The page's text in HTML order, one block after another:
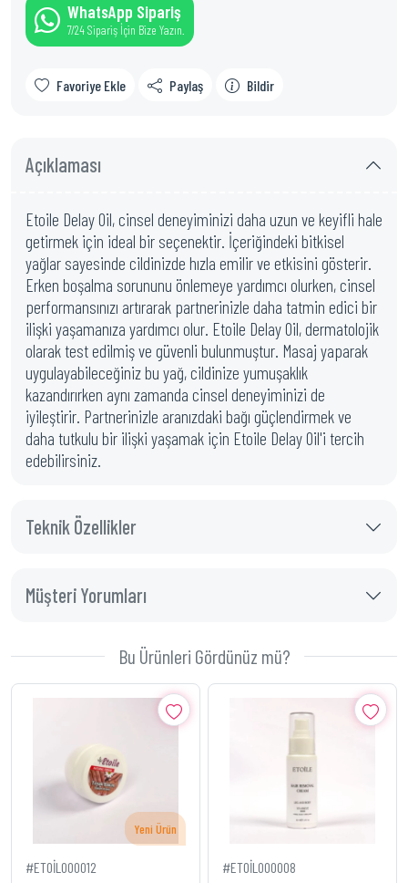
WhatsApp Sipariş
7/24 Sipariş İçin Bize Yazın.
Favoriye Ekle Paylaş Bildir
Açıklaması
Etoile Delay Oil, cinsel deneyiminizi daha uzun ve keyifli hale
getirmek için ideal bir seçenektir. İçeriğindeki bitkisel
yağlar sayesinde cildinizde hızla emilir ve etkisini gösterir.
Erken boşalma sorununu önlemeye yardımcı olurken, cinsel
performansınızı artırarak partnerinizle daha tatmin edici bir
ilişki yaşamanıza yardımcı olur. Etoile Delay Oil, dermatolojik
olarak test edilmiş ve güvenli bulunmuştur. Masaj yaparak
uygulayabileceğiniz bu yağ, cildinize yumuşaklık
kazandırırken aynı zamanda cinsel deneyiminizi de
iyileştirir. Partnerinizle aranızdaki bağı güçlendirmek ve
daha tutkulu bir ilişki yaşamak için Etoile Delay Oil'i tercih
edebilirsiniz.
Teknik Özellikler
Müşteri Yorumları
Bu Ürünleri Gördünüz mü?
#ETOİL000012
Yeni Ürün
#ETOİL000008